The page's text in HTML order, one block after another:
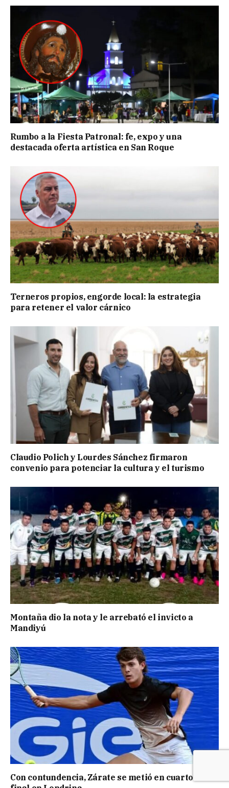
Rumbo a la Fiesta Patronal: fe, expo y una
destacada oferta artística en San Roque
Terneros propios, engorde local: la estrategia
para retener el valor cárnico
Claudio Polich y Lourdes Sánchez firmaron
convenio para potenciar la cultura y el turismo
Montaña dio la nota y le arrebató el invicto a
Mandiyú
Con contundencia, Zárate se metió en cuartos de